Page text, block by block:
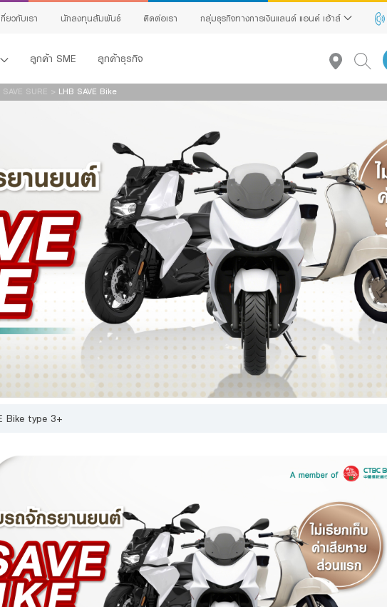
เกี่ยวกับเรา นักลงทุนสัมพันธ์ ติดต่อเรา กลุ่มธุรกิจทางการเงินแลนด์ แอนด์ เฮ้าส์
ลูกค้า SME ลูกค้าธุรกิจ
SAVE SURE > LHB SAVE Bike
Bike type 3+
ลิตภัณฑ์
นใจ:
ดที่ต้องการติดต่อ:
รับรองว่าข้อมูลที่ระบุข้างต้น รวมถึงข้อมูลส่วนบุคคลที่ได้ให้ไว้กับธนาคารข้างต้นนี้ถูก
จริงทุกประการ และข้าพเจ้าประสงค์ให้ไว้แก่ธนาคาร เพื่อให้เจ้าหน้าที่ธนาคารติดต่อกลับข้าพเจ้า
กษาทางการเงินและนำเสนอข้อมูลเกี่ยวกับผลิตภัณฑ์หรือบริการของธนาคารที่ข้าพเจ้าสนใจ
อาจสนใจ
าน ทำความเข้าใจ และรับทราบรายละเอียดการเก็บรวบรวม การใช้ และการเปิดเผยข้อมูล
วมทั้งสิทธิของข้าพเจ้า ตามประกาศนโยบายความเป็นส่วนตัวของธนาคารแล้ว
ศึกษาเพิ่มเติม